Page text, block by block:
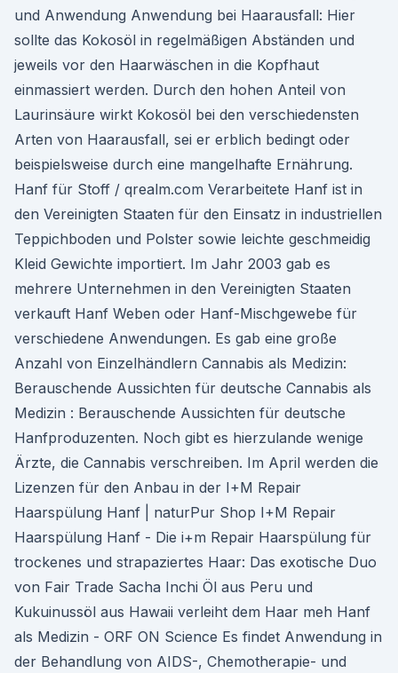
und Anwendung Anwendung bei Haarausfall: Hier
sollte das Kokosöl in regelmäßigen Abständen und
jeweils vor den Haarwäschen in die Kopfhaut
einmassiert werden. Durch den hohen Anteil von
Laurinsäure wirkt Kokosöl bei den verschiedensten
Arten von Haarausfall, sei er erblich bedingt oder
beispielsweise durch eine mangelhafte Ernährung.
Hanf für Stoff / qrealm.com Verarbeitete Hanf ist in
den Vereinigten Staaten für den Einsatz in industriellen
Teppichboden und Polster sowie leichte geschmeidig
Kleid Gewichte importiert. Im Jahr 2003 gab es
mehrere Unternehmen in den Vereinigten Staaten
verkauft Hanf Weben oder Hanf-Mischgewebe für
verschiedene Anwendungen. Es gab eine große
Anzahl von Einzelhändlern Cannabis als Medizin:
Berauschende Aussichten für deutsche Cannabis als
Medizin : Berauschende Aussichten für deutsche
Hanfproduzenten. Noch gibt es hierzulande wenige
Ärzte, die Cannabis verschreiben. Im April werden die
Lizenzen für den Anbau in der I+M Repair
Haarspülung Hanf | naturPur Shop I+M Repair
Haarspülung Hanf - Die i+m Repair Haarspülung für
trockenes und strapaziertes Haar: Das exotische Duo
von Fair Trade Sacha Inchi Öl aus Peru und
Kukuinussöl aus Hawaii verleiht dem Haar meh Hanf
als Medizin - ORF ON Science Es findet Anwendung in
der Behandlung von AIDS-, Chemotherapie- und